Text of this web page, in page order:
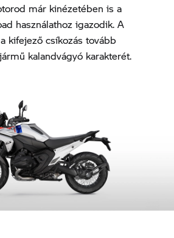
már kinézetében is a
használathoz igazodik. A
kifejező csíkozás tovább
kalandvágyó karakterét.